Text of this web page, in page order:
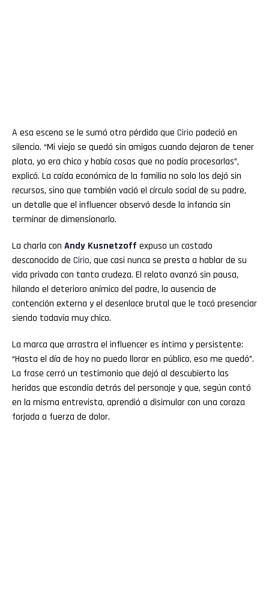
A esa escena se le sumó otra pérdida que Cirio padeció en
silencio. “Mi viejo se quedó sin amigos cuando dejaron de tener
plata, yo era chico y había cosas que no podía procesarlas”,
explicó. La caída económica de la familia no solo los dejó sin
recursos, sino que también vació el círculo social de su padre,
un detalle que el influencer observó desde la infancia sin
terminar de dimensionarlo.
La charla con Andy Kusnetzoff expuso un costado
desconocido de Cirio, que casi nunca se presta a hablar de su
vida privada con tanta crudeza. El relato avanzó sin pausa,
hilando el deterioro anímico del padre, la ausencia de
contención externa y el desenlace brutal que le tocó presenciar
siendo todavía muy chico.
La marca que arrastra el influencer es íntima y persistente:
“Hasta el día de hoy no puedo llorar en público, eso me quedó”.
La frase cerró un testimonio que dejó al descubierto las
heridas que escondía detrás del personaje y que, según contó
en la misma entrevista, aprendió a disimular con una coraza
forjada a fuerza de dolor.